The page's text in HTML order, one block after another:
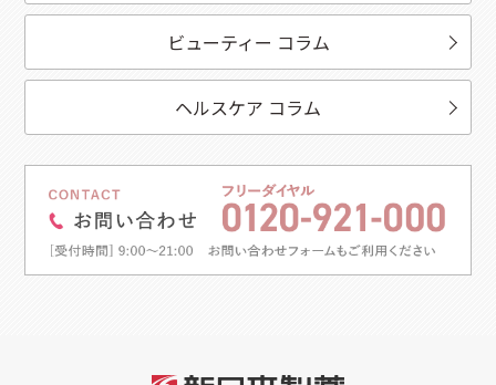
ビューティー コラム
ヘルスケア コラム